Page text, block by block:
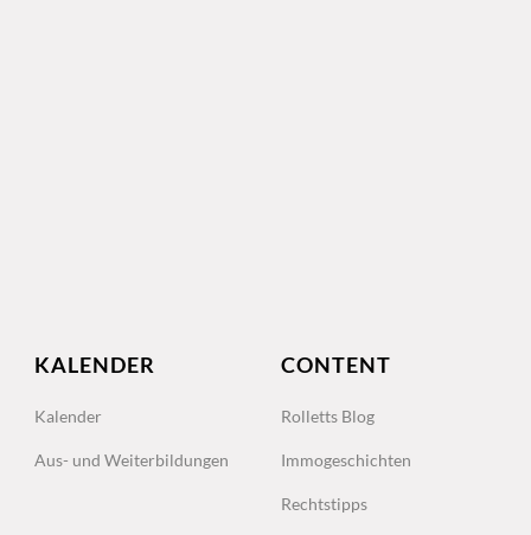
KALENDER
Kalender
Aus- und Weiterbildungen
CONTENT
Rolletts Blog
Immogeschichten
Rechtstipps